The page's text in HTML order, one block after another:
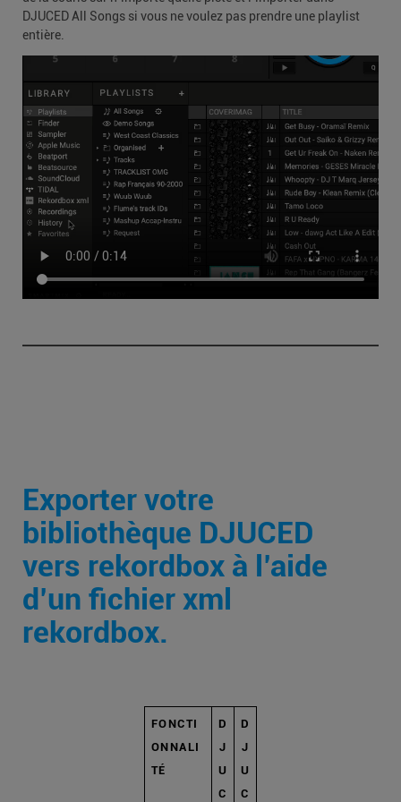
DJUCED All Songs si vous ne voulez pas prendre une playlist
entière.
Exporter votre
bibliothèque DJUCED
vers rekordbox à l’aide
d’un fichier xml
rekordbox.
FONCTI
ONNALI
TÉ
D
J
U
C
D
J
U
C